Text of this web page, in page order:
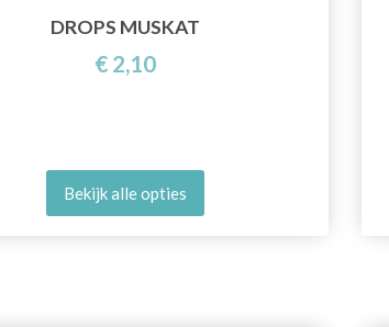
DROPS MUSKAT
€ 2,10
Bekijk alle opties